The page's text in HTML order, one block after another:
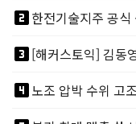
looks_two한전기술지주 공
looks_3[해커스토익] 김동
looks_4노조 압박 수위 고